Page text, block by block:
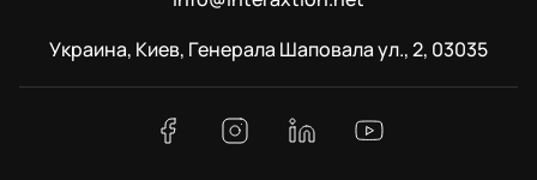
Украина, Киев, Генерала Шаповала ул., 2, 03035